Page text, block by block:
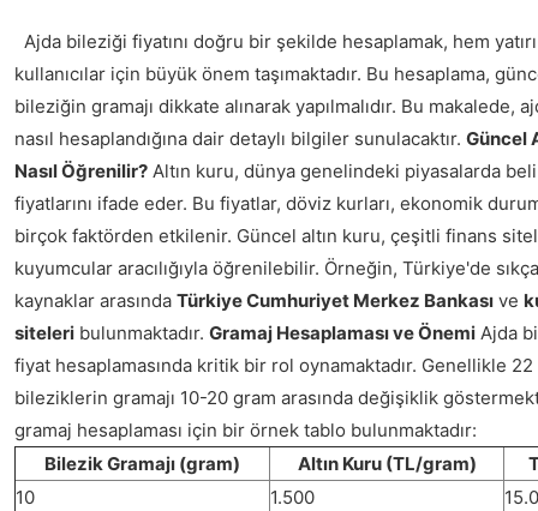
Ajda bileziği fiyatını doğru bir şekilde hesaplamak, hem
kullanıcılar için büyük önem taşımaktadır. Bu hesaplama,
bileziğin gramajı dikkate alınarak yapılmalıdır. Bu makalede,
nasıl hesaplandığına dair detaylı bilgiler sunulacaktır. Güncel
Nasıl Öğrenilir? Altın kuru, dünya genelindeki piyasalarda
fiyatlarını ifade eder. Bu fiyatlar, döviz kurları, ekonomik
birçok faktörden etkilenir. Güncel altın kuru, çeşitli finans
kuyumcular aracılığıyla öğrenilebilir. Örneğin, Türkiye'de
kaynaklar arasında Türkiye Cumhuriyet Merkez Bankası ve
siteleri bulunmaktadır. Gramaj Hesaplaması ve Önemi Ajda
fiyat hesaplamasında kritik bir rol oynamaktadır. Genellikle 22
bileziklerin gramajı 10-20 gram arasında değişiklik
gramaj hesaplaması için bir örnek tablo bulunmaktadır:
Bilezik Gramajı (gram)
Altın Kuru (TL/gram)
10
1.500